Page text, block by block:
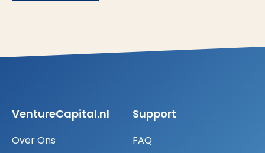
VentureCapital.nl
Over Ons
Support
FAQ